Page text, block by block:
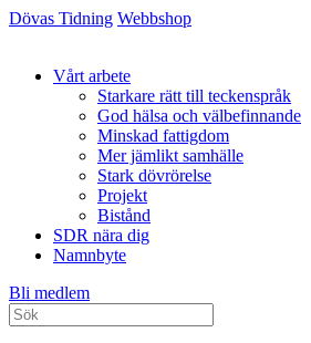
Dövas Tidning Webbshop
Vårt arbete
Starkare rätt till teckenspråk
God hälsa och välbefinnande
Minskad fattigdom
Mer jämlikt samhälle
Stark dövrörelse
Projekt
Bistånd
SDR nära dig
Namnbyte
Bli medlem